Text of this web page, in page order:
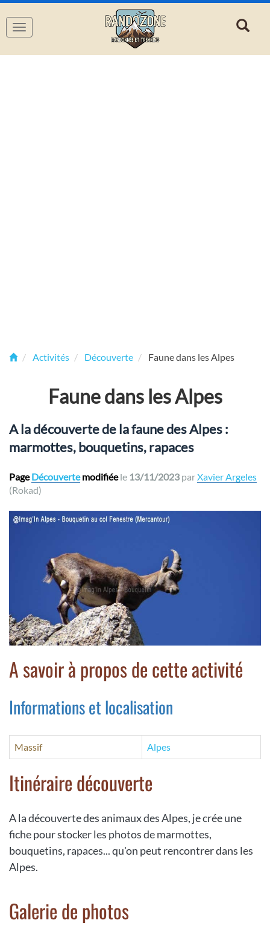
Navigation
Activités Découverte Faune dans les Alpes
Faune dans les Alpes
A la découverte de la faune des Alpes :
marmottes, bouquetins, rapaces
PageDécouvertemodifiéele 13/11/2023 parXavier Argeles
(Rokad)
A savoir à propos de cette activité
Informations et localisation
Massif Alpes
Itinéraire découverte
A la découverte des animaux des Alpes, je crée une
fiche pour stocker les photos de marmottes,
bouquetins, rapaces... qu'on peut rencontrer dans les
Alpes.
Galerie de photos